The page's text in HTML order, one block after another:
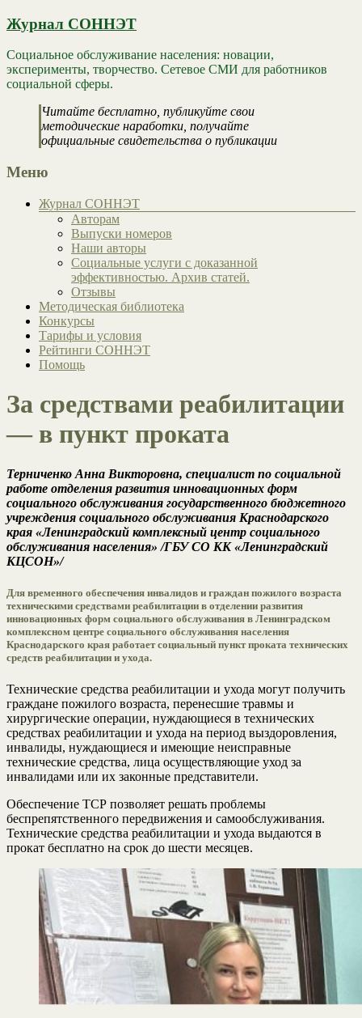
Журнал СОННЭТ
Социальное обслуживание населения: новации,
эксперименты, творчество. Сетевое СМИ для работников
социальной сферы.
Читайте бесплатно, публикуйте свои
методические наработки, получайте
официальные свидетельства о публикации
Меню
Журнал СОННЭТ
Авторам
Выпуски номеров
Наши авторы
Социальные услуги с доказанной
эффективностью. Архив статей.
Отзывы
Методическая библиотека
Конкурсы
Тарифы и условия
Рейтинги СОННЭТ
Помощь
За средствами реабилитации
— в пункт проката
Терниченко Анна Викторовна, специалист по социальной
работе отделения развития инновационных форм
социального обслуживания государственного бюджетного
учреждения социального обслуживания Краснодарского
края «Ленинградский комплексный центр социального
обслуживания населения» /ГБУ СО КК «Ленинградский
КЦСОН»/
Для временного обеспечения инвалидов и граждан пожилого возраста
техническими средствами реабилитации в отделении развития
инновационных форм социального обслуживания в Ленинградском
комплексном центре социального обслуживания населения
Краснодарского края работает социальный пункт проката технических
средств реабилитации и ухода.
Технические средства реабилитации и ухода могут получить
граждане пожилого возраста, перенесшие травмы и
хирургические операции, нуждающиеся в технических
средствах реабилитации и ухода на период выздоровления,
инвалиды, нуждающиеся и имеющие неисправные
технические средства, лица осуществляющие уход за
инвалидами или их законные представители.
Обеспечение ТСР позволяет решать проблемы
беспрепятственного передвижения и самообслуживания.
Технические средства реабилитации и ухода выдаются в
прокат бесплатно на срок до шести месяцев.